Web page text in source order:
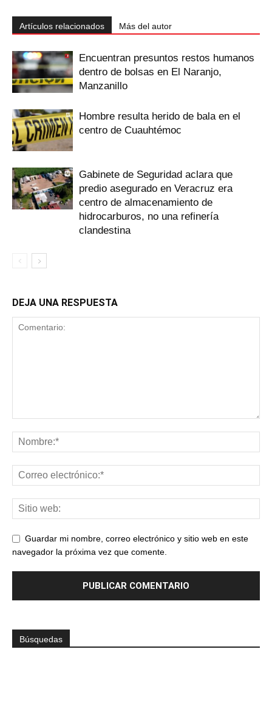
Artículos relacionados Más del autor
Encuentran presuntos restos humanos
dentro de bolsas en El Naranjo,
Manzanillo
Hombre resulta herido de bala en el
centro de Cuauhtémoc
Gabinete de Seguridad aclara que
predio asegurado en Veracruz era
centro de almacenamiento de
hidrocarburos, no una refinería
clandestina
DEJA UNA RESPUESTA
Guardar mi nombre, correo electrónico y sitio web en este
navegador la próxima vez que comente.
Búsquedas